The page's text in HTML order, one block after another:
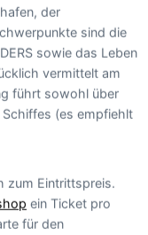
der
sind die
sowie das Leben
vermittelt am
führt sowohl über
(es empfiehlt
zum Eintrittspreis.
ein Ticket pro
für den